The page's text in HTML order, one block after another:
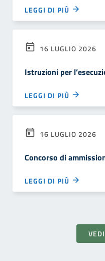
LEGGI DI PIÙ
16 LUGLIO 2026
Istruzioni per
LEGGI DI PIÙ
16 LUGLIO 2026
Concorso di
LEGGI DI PIÙ